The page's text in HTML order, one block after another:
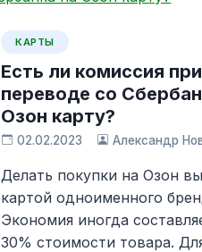
КАРТЫ
Есть ли комиссия при
переводе со
Озон карту?
02.02.2023 Александр
Делать покупки на Озон
картой одноименного
Экономия иногда
30% стоимости товара.